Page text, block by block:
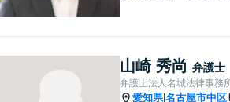
を心がけております。
祝・夜間の対応可能
慮なくお気軽にお問
山崎 秀尚 弁護士
弁護士法人名城法律事務
愛知県|名古屋市中区